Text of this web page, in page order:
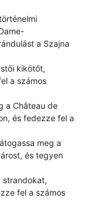
a Szajna
kikötőt,
a számos
a Château de
és fedezze fel a
meg a
és tegyen
strandokat,
fel a számos